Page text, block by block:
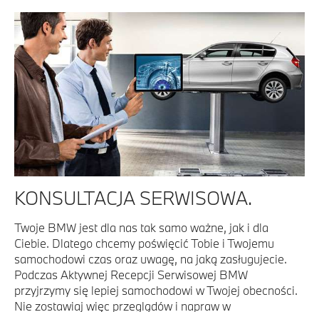
KONSULTACJA SERWISOWA.
Twoje BMW jest dla nas tak samo ważne, jak i dla
Ciebie. Dlatego chcemy poświęcić Tobie i Twojemu
samochodowi czas oraz uwagę, na jaką zasługujecie.
Podczas Aktywnej Recepcji Serwisowej BMW
przyjrzymy się lepiej samochodowi w Twojej obecności.
Nie zostawiaj więc przeglądów i napraw w